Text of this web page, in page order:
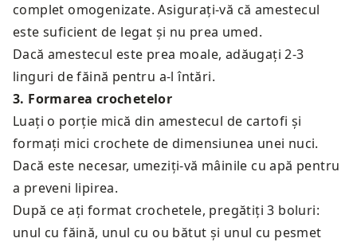
complet omogenizate. Asigurați-vă că amestecul
este suficient de legat și nu prea umed.
Dacă amestecul este prea moale, adăugați 2-3
linguri de făină pentru a-l întări.
3. Formarea crochetelor
Luați o porție mică din amestecul de cartofi și
formați mici crochete de dimensiunea unei nuci.
Dacă este necesar, umeziți-vă mâinile cu apă pentru
a preveni lipirea.
După ce ați format crochetele, pregătiți 3 boluri:
unul cu făină, unul cu ou bătut și unul cu pesmet